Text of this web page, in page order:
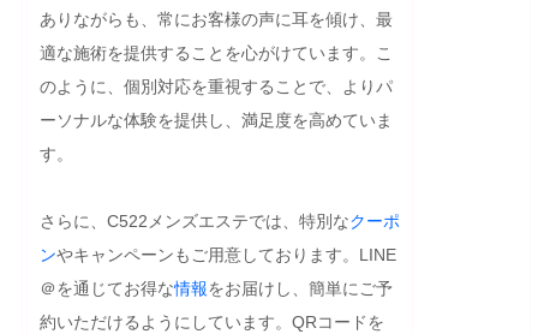
ありながらも、常にお客様の声に耳を傾け、最
適な施術を提供することを心がけています。こ
のように、個別対応を重視することで、よりパ
ーソナルな体験を提供し、満足度を高めていま
す。
さらに、C522メンズエステでは、特別なクーポ
ンやキャンペーンもご用意しております。LINE
＠を通じてお得な情報をお届けし、簡単にご予
約いただけるようにしています。QRコードを